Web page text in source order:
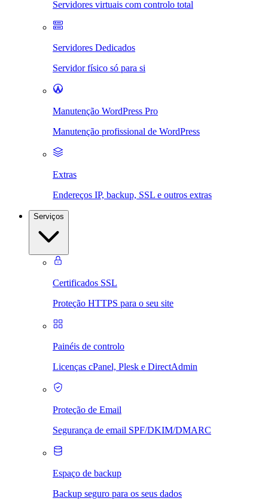
Servidores virtuais com controlo total
Servidores Dedicados
Servidor físico só para si
Manutenção WordPress Pro
Manutenção profissional de WordPress
Extras
Endereços IP, backup, SSL e outros extras
Serviços
Certificados SSL
Proteção HTTPS para o seu site
Painéis de controlo
Licenças cPanel, Plesk e DirectAdmin
Proteção de Email
Segurança de email SPF/DKIM/DMARC
Espaço de backup
Backup seguro para os seus dados